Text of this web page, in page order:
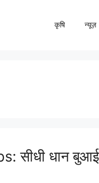
कृषि न्यूज़
सीधी धान